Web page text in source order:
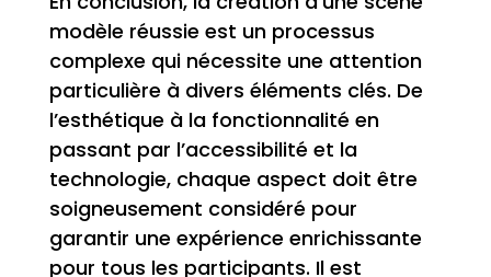
modèle réussie est un processus
complexe qui nécessite une attention
particulière à divers éléments clés. De
l’esthétique à la fonctionnalité en
passant par l’accessibilité et la
technologie, chaque aspect doit être
soigneusement considéré pour
garantir une expérience enrichissante
pour tous les participants. Il est